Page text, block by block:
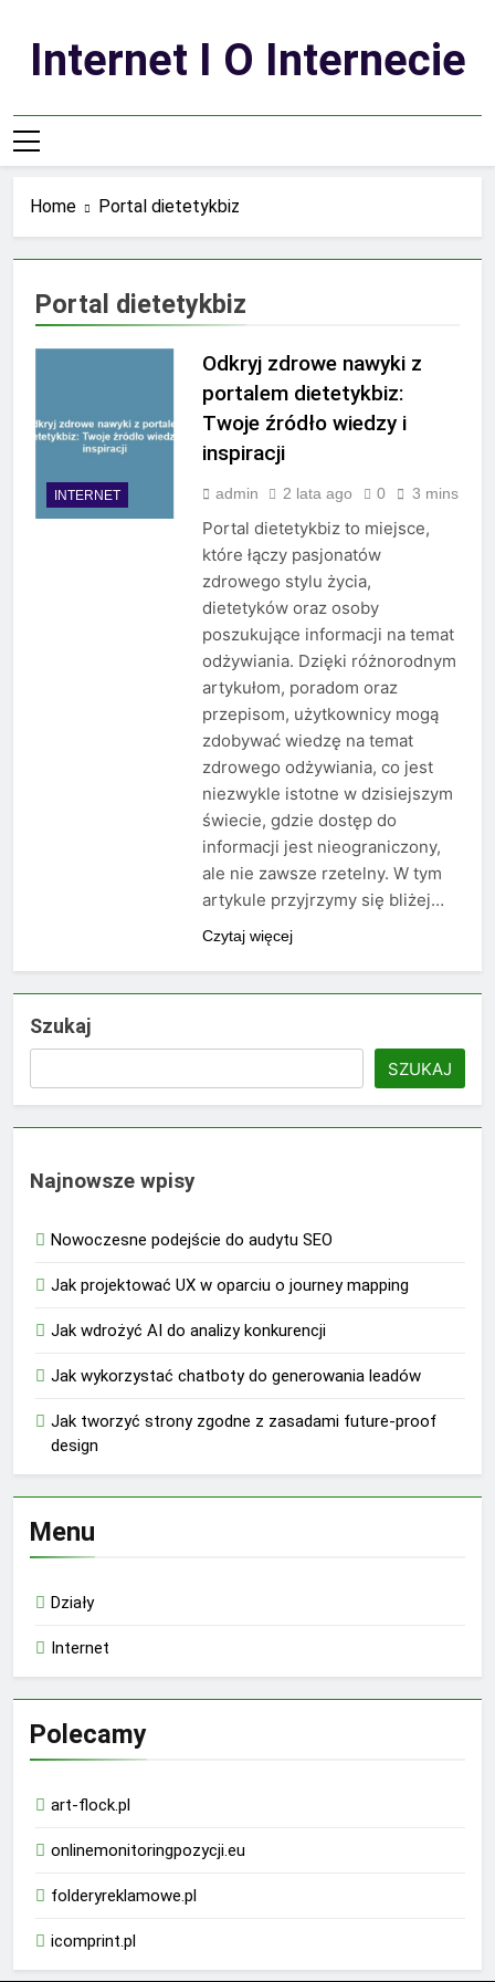
contentInternet I O Internecie
Home Portal dietetykbiz
Portal dietetykbiz
INTERNET
Odkryj zdrowe nawyki z
portalem dietetykbiz:
Twoje źródło wiedzy i
inspiracji
admin 2 lata ago 0 3 mins
Portal dietetykbiz to miejsce,
które łączy pasjonatów
zdrowego stylu życia,
dietetyków oraz osoby
poszukujące informacji na temat
odżywiania. Dzięki różnorodnym
artykułom, poradom oraz
przepisom, użytkownicy mogą
zdobywać wiedzę na temat
zdrowego odżywiania, co jest
niezwykle istotne w dzisiejszym
świecie, gdzie dostęp do
informacji jest nieograniczony,
ale nie zawsze rzetelny. W tym
artykule przyjrzymy się bliżej…
Czytaj więcej
Szukaj
SZUKAJ
Najnowsze wpisy
Nowoczesne podejście do audytu SEO
Jak projektować UX w oparciu o journey mapping
Jak wdrożyć AI do analizy konkurencji
Jak wykorzystać chatboty do generowania leadów
Jak tworzyć strony zgodne z zasadami future-proof
design
Menu
Działy
Internet
Polecamy
art-flock.pl
onlinemonitoringpozycji.eu
folderyreklamowe.pl
icomprint.pl